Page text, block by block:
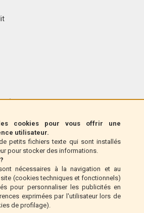
cookies pour vous offrir une
utilisateur.
petits fichiers texte qui sont installés
pour stocker des informations.
nécessaires à la navigation et au
(cookies techniques et fonctionnels)
pour personnaliser les publicités en
exprimées par l'utilisateur lors de
de profilage).
uniquement)
(Italie uniquement)